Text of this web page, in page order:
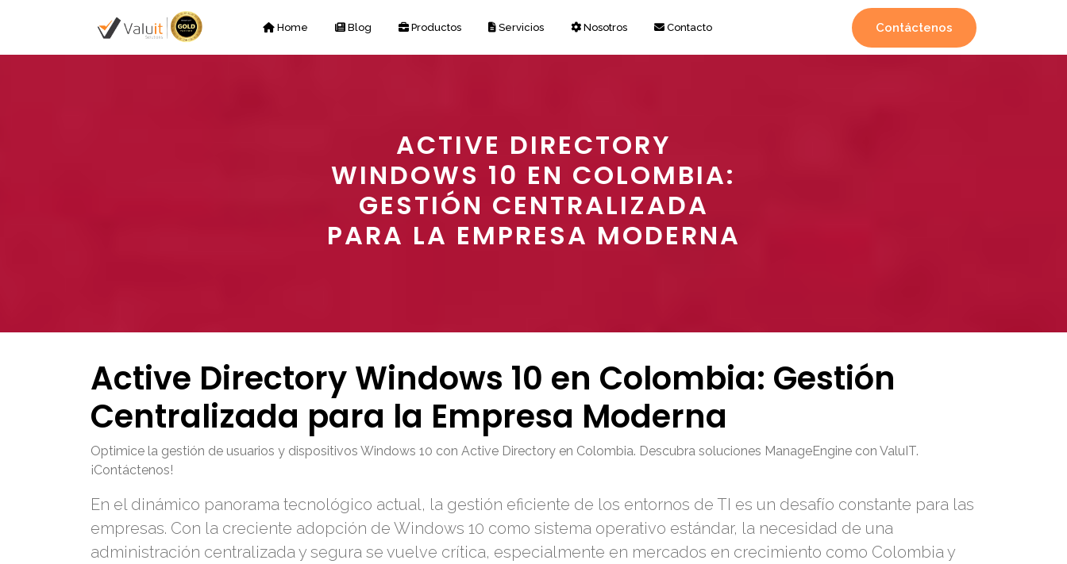
Home Blog Productos Servicios Nosotros Contacto Contáctenos
ACTIVE DIRECTORY
WINDOWS 10 EN COLOMBIA:
GESTIÓN CENTRALIZADA
PARA LA EMPRESA MODERNA
Active Directory Windows 10 en Colombia: Gestión
Centralizada para la Empresa Moderna
Optimice la gestión de usuarios y dispositivos Windows 10 con Active Directory en Colombia. Descubra soluciones ManageEngine con ValuIT.
¡Contáctenos!
En el dinámico panorama tecnológico actual, la gestión eficiente de los entornos de TI es un desafío constante para las
empresas. Con la creciente adopción de Windows 10 como sistema operativo estándar, la necesidad de una
administración centralizada y segura se vuelve crítica, especialmente en mercados en crecimiento como Colombia y